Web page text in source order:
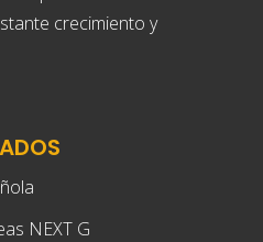
crecimiento y
NEXT G